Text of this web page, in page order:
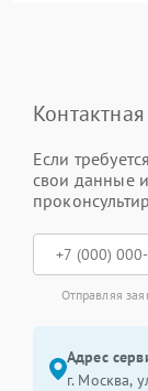
Если
свои данные
Отправляя
Адрес
г. Москва,